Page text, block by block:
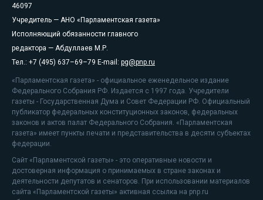
46097
Учредитель — АНО «Парламентская газета»
Исполняющий обязанности главного
редактора — Абдуллаев М.Р.
Тел.: +7 (495) 637–69–79 E-mail: pg@pnp.ru
«Парламентская газета» - официальное еженедельное издание
Федерального Собрания РФ. Издается с 1997 года. Учредители
газеты - Государственная Дума и Совет Федерации РФ. Официальный
публикатор федеральных конституционных законов, федеральных
законов и актов палат Федерального Собрания. «Парламентская
газета» имеет пункты печати и представительства в десяти субъектах
федерации.
Сайт «Парламентской газеты» - это оперативные новости и
достоверная информация о принимаемых в стране законах и
деятельности депутатов и сенаторов. При использовании материалов
сайта «Парламентской газеты» активная ссылка на pnp.ru